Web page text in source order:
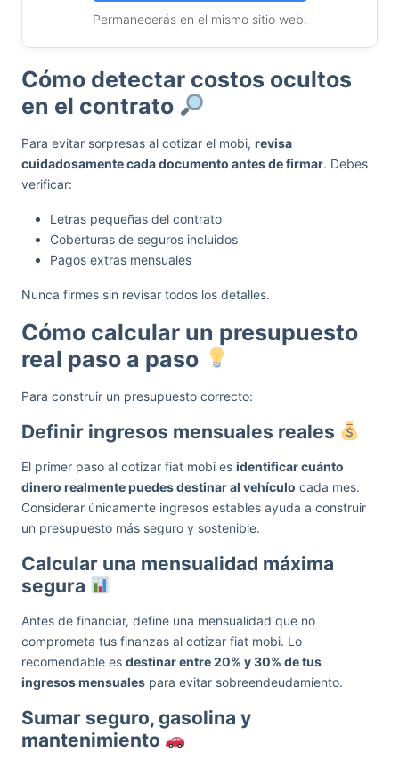
Permanecerás en el mismo sitio web.
Cómo detectar costos ocultos
en el contrato
Para evitar sorpresas al cotizar el mobi, revisa
cuidadosamente cada documento antes de firmar. Debes
verificar:
Letras pequeñas del contrato
Coberturas de seguros incluidos
Pagos extras mensuales
Nunca firmes sin revisar todos los detalles.
Cómo calcular un presupuesto
real paso a paso
Para construir un presupuesto correcto:
Definir ingresos mensuales reales
El primer paso al cotizar fiat mobi es identificar cuánto
dinero realmente puedes destinar al vehículo cada mes.
Considerar únicamente ingresos estables ayuda a construir
un presupuesto más seguro y sostenible.
Calcular una mensualidad máxima
segura
Antes de financiar, define una mensualidad que no
comprometa tus finanzas al cotizar fiat mobi. Lo
recomendable es destinar entre 20% y 30% de tus
ingresos mensuales para evitar sobreendeudamiento.
Sumar seguro, gasolina y
mantenimiento